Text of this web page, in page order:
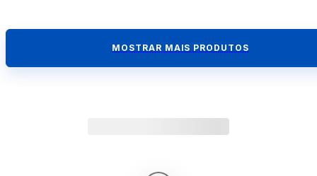
MOSTRAR MAIS PRODUTOS